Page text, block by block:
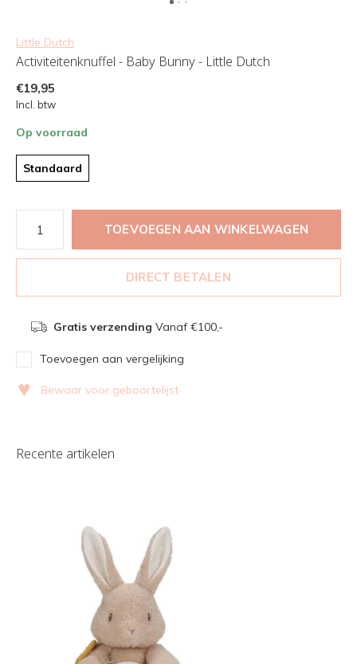
Little Dutch
Activiteitenknuffel - Baby Bunny - Little Dutch
€19,95
Incl. btw
Op voorraad
Standaard
TOEVOEGEN AAN WINKELWAGEN
DIRECT BETALEN
Gratis verzending Vanaf €100,-
Toevoegen aan vergelijking
♥ Bewaar voor geboortelijst
Recente artikelen